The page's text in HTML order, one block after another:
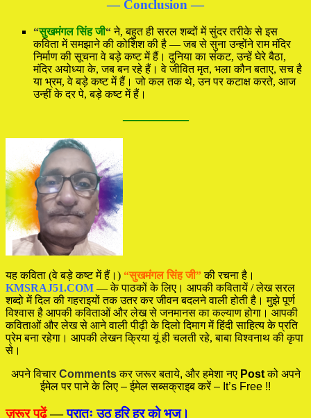
— Conclusion —
“सुखमंगल सिंह जी“ने, बहुत ही सरल शब्दों में सुंदर तरीके से इस
कविता में समझाने की कोशिश की है — जब से सुना उन्होंने राम मंदिर
निर्माण की सूचना वे बड़े कष्ट में हैं। दुनिया का संकट, उन्हें घेरे बैठा,
मंदिर अयोध्या के, जब बन रहे हैं। वे जीवित मृत, भला कौन बताए, सच है
या भ्रम, वे बड़े कष्ट में हैं। जो कल तक थे, उन पर कटाक्ष करते, आज
उन्हीं के दर पे, बड़े कष्ट में हैं।
—————
यह कविता (वे बड़े कष्ट में हैं।) “सुखमंगल सिंह जी”की रचना है।
KMSRAJ51.COM — के पाठकों के लिए। आपकी कवितायें / लेख सरल
शब्दो में दिल की गहराइयों तक उतर कर जीवन बदलने वाली होती है। मुझे पूर्ण
विश्वास है आपकी कविताओं और लेख से जनमानस का कल्याण होगा। आपकी
कविताओं और लेख से आने वाली पीढ़ी के दिलो दिमाग में हिंदी साहित्य के प्रति
प्रेम बना रहेगा। आपकी लेखन क्रिया यूं ही चलती रहे, बाबा विश्वनाथ की कृपा
से।
अपने विचारCommentsकर जरूर बताये, और हमेशा नए Postको अपने
ईमेल पर पाने के लिए – ईमेल सब्सक्राइब करें – It’s Free !!
ज़रूर पढ़ें—प्रातः उठ हरि हर को भज।